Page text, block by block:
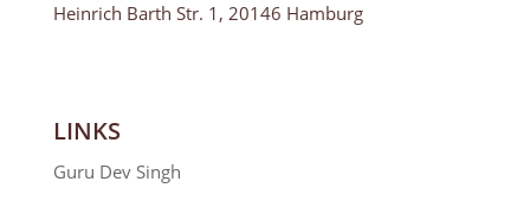
Heinrich Barth Str. 1, 20146 Hamburg
LINKS
Guru Dev Singh